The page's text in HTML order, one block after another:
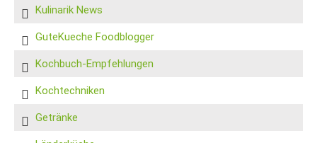
Kulinarik News
GuteKueche Foodblogger
Kochbuch-Empfehlungen
Kochtechniken
Getränke